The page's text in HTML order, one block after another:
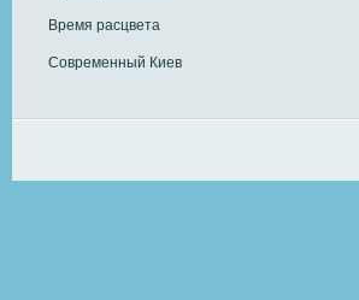
Время расцвета
Современный Киев